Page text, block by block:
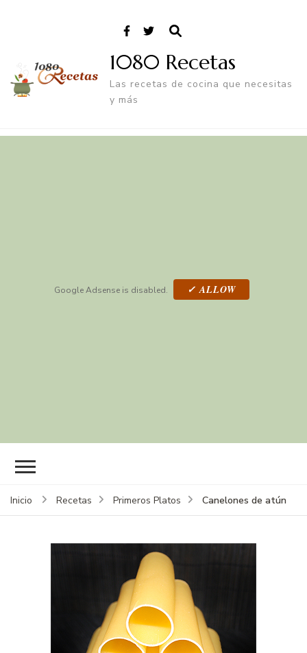
1080 Recetas
Las recetas de cocina que necesitas
y más
Google Adsense is disabled. ✓ ALLOW
Inicio Recetas Primeros Platos Canelones de atún